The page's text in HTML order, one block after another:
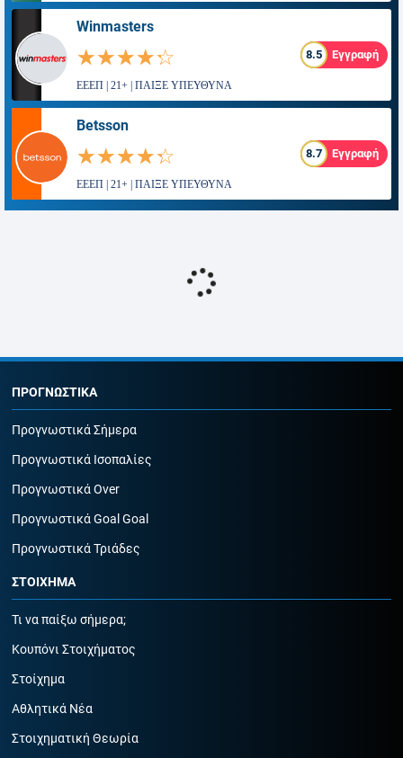
Winmasters
☆☆☆☆☆
★★★★★ 8.5 Εγγραφή
ΕΕΕΠ | 21+ | ΠΑΙΞΕ ΥΠΕΥΘΥΝΑ
Betsson
☆☆☆☆☆
★★★★★ 8.7 Εγγραφή
ΕΕΕΠ | 21+ | ΠΑΙΞΕ ΥΠΕΥΘΥΝΑ
ΠΡΟΓΝΩΣΤΙΚΑ
Προγνωστικά Σήμερα
Προγνωστικά Ισοπαλίες
Προγνωστικά Over
Προγνωστικά Goal Goal
Προγνωστικά Τριάδες
ΣΤΟΙΧΗΜΑ
Τι να παίξω σήμερα;
Κουπόνι Στοιχήματος
Στοίχημα
Αθλητικά Νέα
Στοιχηματική Θεωρία